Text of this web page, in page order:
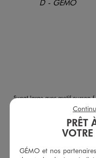
Sweat large avec motif ourson femme - LuluCastagnette
5/5 de moyenne
(24 avis)
AJOUTERAU
PRÊT
GÉMO et nos